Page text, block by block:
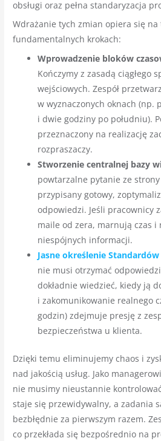
obsługi oraz pełna standaryzacja
Wdrażanie tych zmian opiera się na
fundamentalnych krokach:
Wprowadzenie bloków
Kończymy z zasadą ciągłego
wejściowych. Zespół
w wyznaczonych oknach (np.
i dwie godziny po południu).
przeznaczony na realizację
rozpraszaczy.
Stworzenie centralnej bazy
powtarzalne pytanie ze
przypisany gotowy,
odpowiedzi. Jeśli pracownicy
maile od zera, marnują czas i
niespójnych informacji.
Jasne określenie Standardów
nie musi otrzymać
dokładnie wiedzieć, kiedy ją
i zakomunikowanie realnego
godzin) zdejmuje presję z
bezpieczeństwa u klienta.
Dzięki temu eliminujemy chaos i
nad jakością usług. Jako
nie musimy nieustannie
staje się przewidywalny, a zadania
bezbłędnie za pierwszym razem.
co przekłada się bezpośrednio na